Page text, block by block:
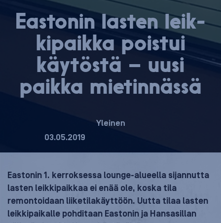
Eastonin lasten leik­
ki­paik­ka poistui
käytöstä – uusi
paikka mietinnässä
Yleinen
03.05.2019
Eastonin 1. kerroksessa lounge-alueella sijannutta
lasten leikkipaikkaa ei enää ole, koska tila
remontoidaan liiketilakäyttöön. Uutta tilaa lasten
leikkipaikalle pohditaan Eastonin ja Hansasillan